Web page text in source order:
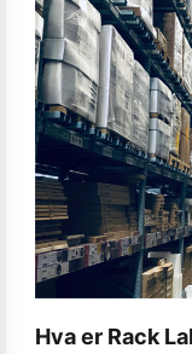
Hva er Rack